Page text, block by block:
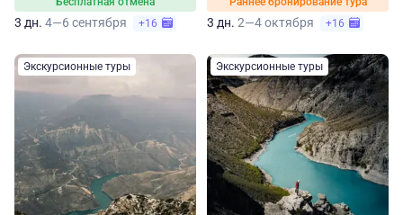
3 дн. 4—6 сентября +16 3 дн. 2—4 октября +16
Экскурсионные туры Экскурсионные туры